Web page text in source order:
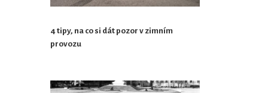
4 tipy, na co si dát pozor v zimním
provozu